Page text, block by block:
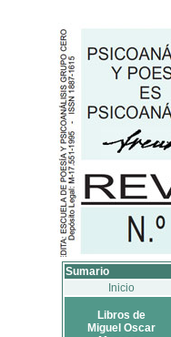
Sumario
Inicio
Libros de
Miguel Oscar